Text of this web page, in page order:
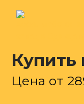
Главная
Доставка
Купить
Цена от